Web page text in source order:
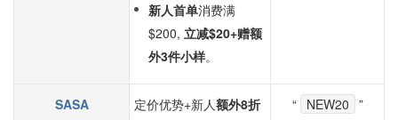
新人首单消费满
$200, 立减$20+赠额
外3件小样。
SASA 定价优势+新人额外8折 “ NEW20 ”